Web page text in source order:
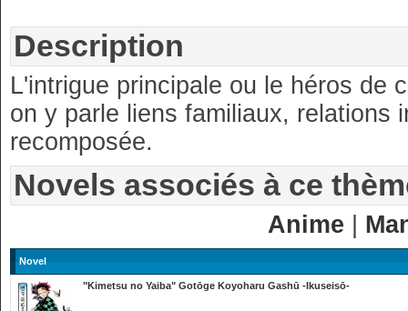
Description
L'intrigue principale ou le héros de
on y parle liens familiaux, relations
recomposée.
Novels associés à ce
Anime
Novel
"Kimetsu no Yaiba" Gotōge Koyoharu Gashū -Ikuseisō-